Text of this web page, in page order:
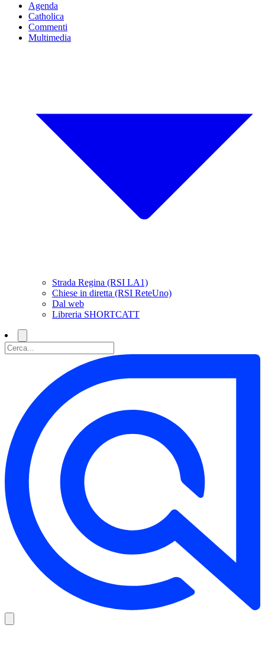
Agenda
Catholica
Commenti
Multimedia
Strada Regina (RSI LA1)
Chiese in diretta (RSI ReteUno)
Dal web
Libreria SHORTCATT